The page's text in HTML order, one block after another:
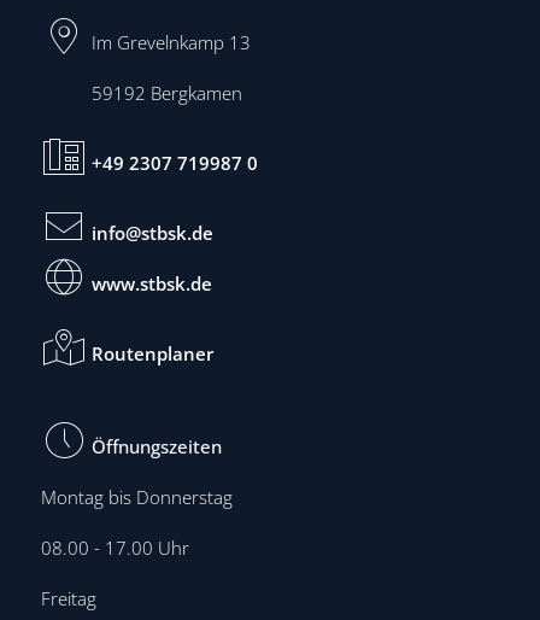
Im Grevelnkamp 13
59192 Bergkamen
+49 2307 719987 0
info@stbsk.de
www.stbsk.de
Routenplaner
Öffnungszeiten
Montag bis Donnerstag
08.00 - 17.00 Uhr
Freitag